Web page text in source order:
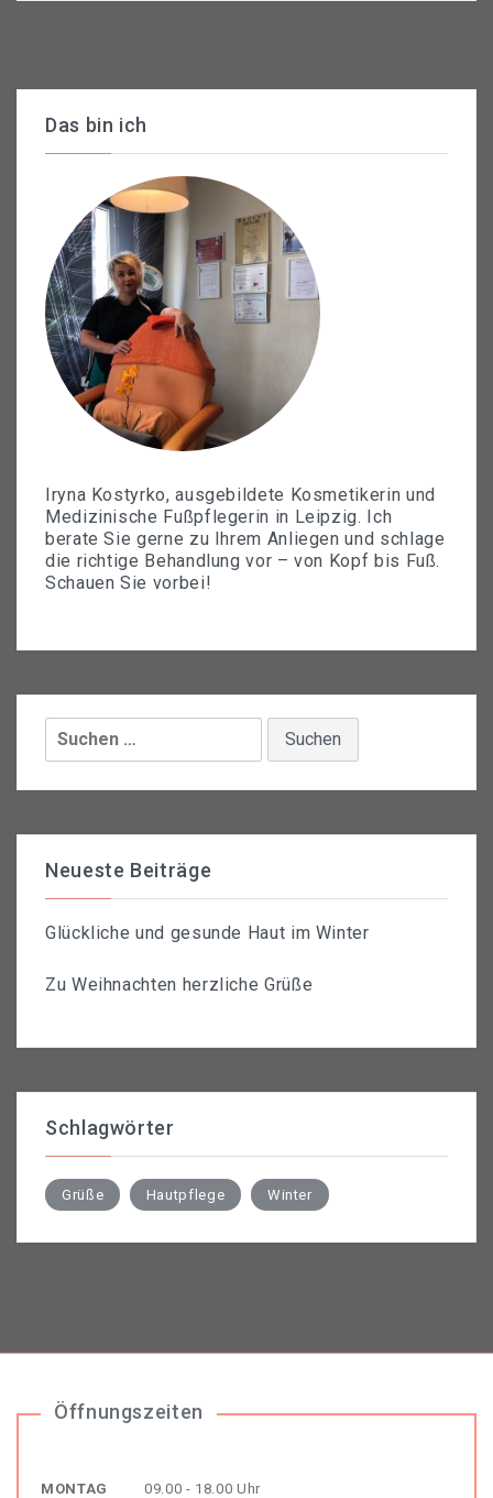
Das bin ich
Iryna Kostyrko, ausgebildete Kosmetikerin und
Medizinische Fußpflegerin in Leipzig. Ich
berate Sie gerne zu Ihrem Anliegen und schlage
die richtige Behandlung vor – von Kopf bis Fuß.
Schauen Sie vorbei!
Suchen
nach:
Neueste Beiträge
Glückliche und gesunde Haut im Winter
Zu Weihnachten herzliche Grüße
Schlagwörter
Grüße Hautpflege Winter
Öffnungszeiten
MONTAG 09.00 - 18.00 Uhr